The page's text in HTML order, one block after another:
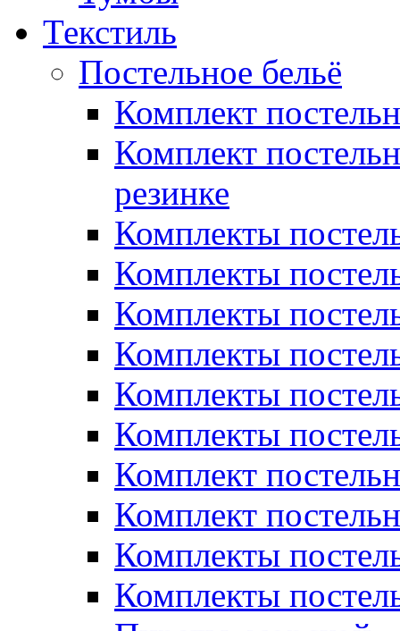
Текстиль
Постельное бельё
Комплект
Комплект
резинке
Комплекты
Комплекты
Комплекты
Комплекты
Комплекты
Комплекты
Комплект
Комплект
Комплекты
Комплекты